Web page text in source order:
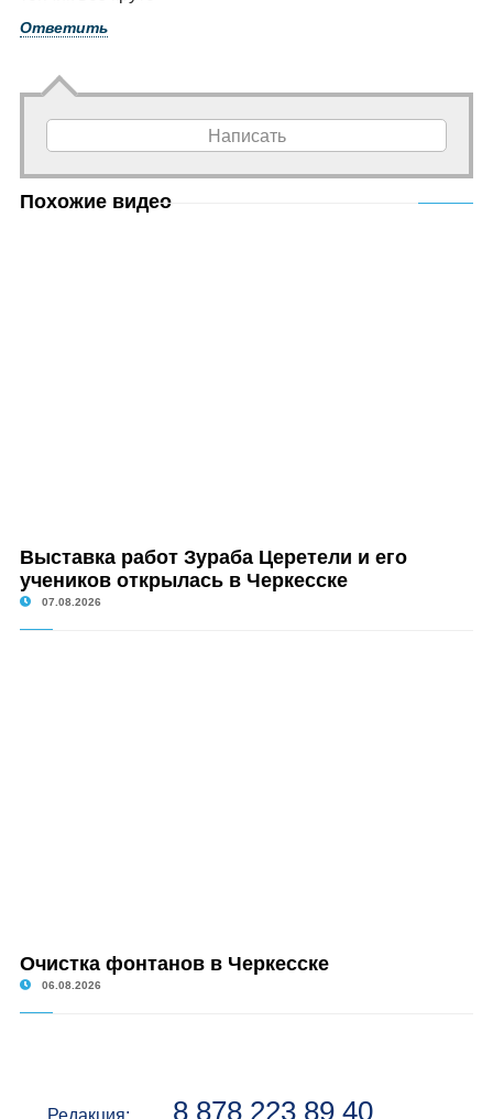
Ответить
Написать
Похожие видео
Выставка работ Зураба Церетели и его
учеников открылась в Черкесске
07.08.2026
Очистка фонтанов в Черкесске
06.08.2026
Редакция: 8 878 223 89 40